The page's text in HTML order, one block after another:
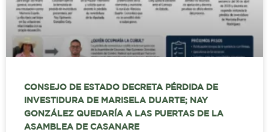
CONSEJO DE ESTADO DECRETA PÉRDIDA DE
INVESTIDURA DE MARISELA DUARTE; NAY
GONZÁLEZ QUEDARÍA A LAS PUERTAS DE LA
ASAMBLEA DE CASANARE